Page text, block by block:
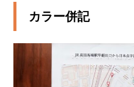
カラー併記